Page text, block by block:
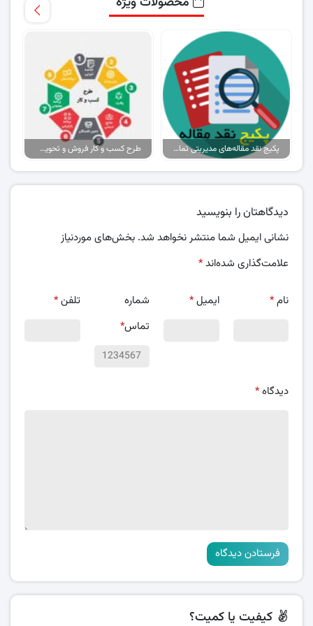
پکیج نقد مقاله‌های مدیریتی تمام گرایش‌ها طرح کسب و کار فروش و تحویل پیتزا در ایران
دیدگاهتان را بنویسید
نشانی ایمیل شما منتشر نخواهد شد. بخش‌های موردنیاز
علامت‌گذاری شده‌اند*
نام* ایمیل*
شماره
تماس*
تلفن*
دیدگاه*
کیفیت یا کمیت؟